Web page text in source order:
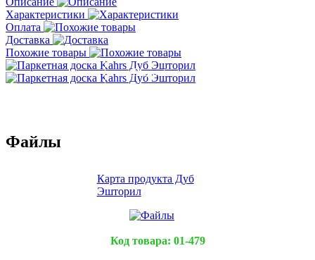
Характеристики
Оплата
Доставка
Похожие товары
Подробнее
Подробнее
Файлы
Карта продукта Дуб
Эшторил
Код товара: 01-479